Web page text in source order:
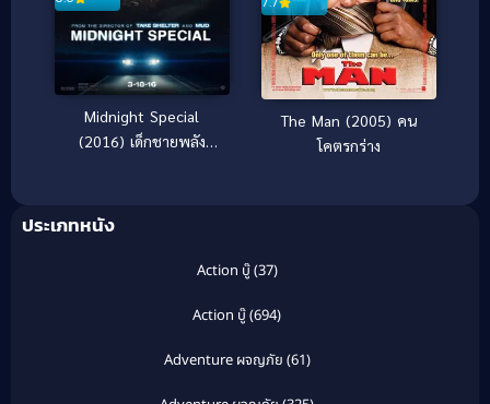
Midnight Special
(2016) เด็กชายพลัง
The Man (2005) คน
โคตรกร่าง
ประเภทหนัง
Action บู๊(37)
Action บู๊(694)
Adventure ผจญภัย (61)